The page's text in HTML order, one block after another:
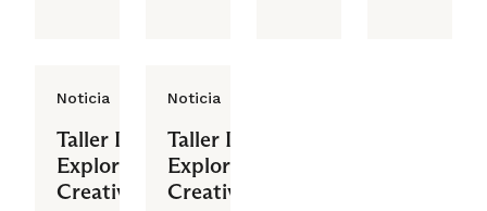
Noticia
Taller I
Exploración
Creativa
Noticia
Taller II
Exploración
Creativa